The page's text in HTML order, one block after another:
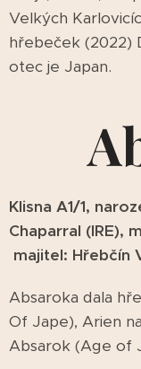
Velkých
hřebeček (2022)
otec je Japan.
Klisna A1/1,
Chaparral (IRE),
majitel: Hřebčín
Absaroka dala
Of Jape), Arien
Absarok (Age of